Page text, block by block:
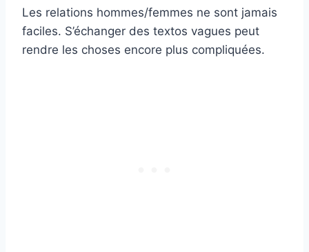
Les relations hommes/femmes ne sont jamais
faciles. S’échanger des textos vagues peut
rendre les choses encore plus compliquées.